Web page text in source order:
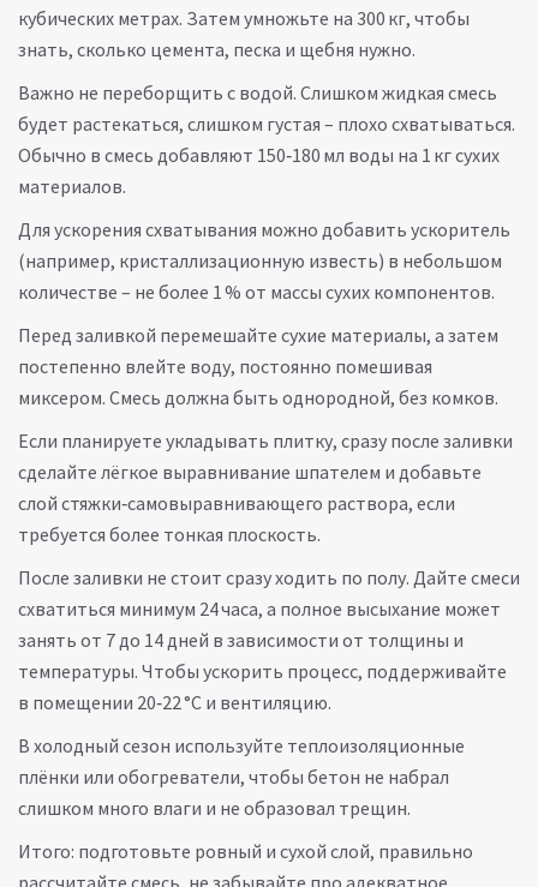
кубических метрах. Затем умножьте на 300 кг, чтобы
знать, сколько цемента, песка и щебня нужно.
Важно не переборщить с водой. Слишком жидкая смесь
будет растекаться, слишком густая – плохо схватываться.
Обычно в смесь добавляют 150‑180 мл воды на 1 кг сухих
материалов.
Для ускорения схватывания можно добавить ускоритель
(например, кристаллизационную известь) в небольшом
количестве – не более 1 % от массы сухих компонентов.
Перед заливкой перемешайте сухие материалы, а затем
постепенно влейте воду, постоянно помешивая
миксером. Смесь должна быть однородной, без комков.
Если планируете укладывать плитку, сразу после заливки
сделайте лёгкое выравнивание шпателем и добавьте
слой стяжки‑самовыравнивающего раствора, если
требуется более тонкая плоскость.
После заливки не стоит сразу ходить по полу. Дайте смеси
схватиться минимум 24 часа, а полное высыхание может
занять от 7 до 14 дней в зависимости от толщины и
температуры. Чтобы ускорить процесс, поддерживайте
в помещении 20‑22 °C и вентиляцию.
В холодный сезон используйте теплоизоляционные
плёнки или обогреватели, чтобы бетон не набрал
слишком много влаги и не образовал трещин.
Итого: подготовьте ровный и сухой слой, правильно
рассчитайте смесь, не забывайте про адекватное